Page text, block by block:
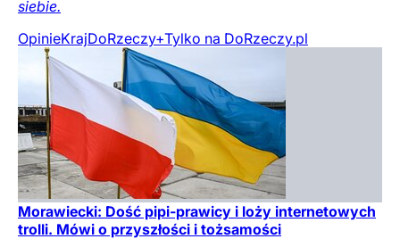
siebie.
OpinieKrajDoRzeczy+Tylko na DoRzeczy.pl
Morawiecki: Dość pipi-prawicy i loży internetowych
trolli. Mówi o przyszłości i tożsamości